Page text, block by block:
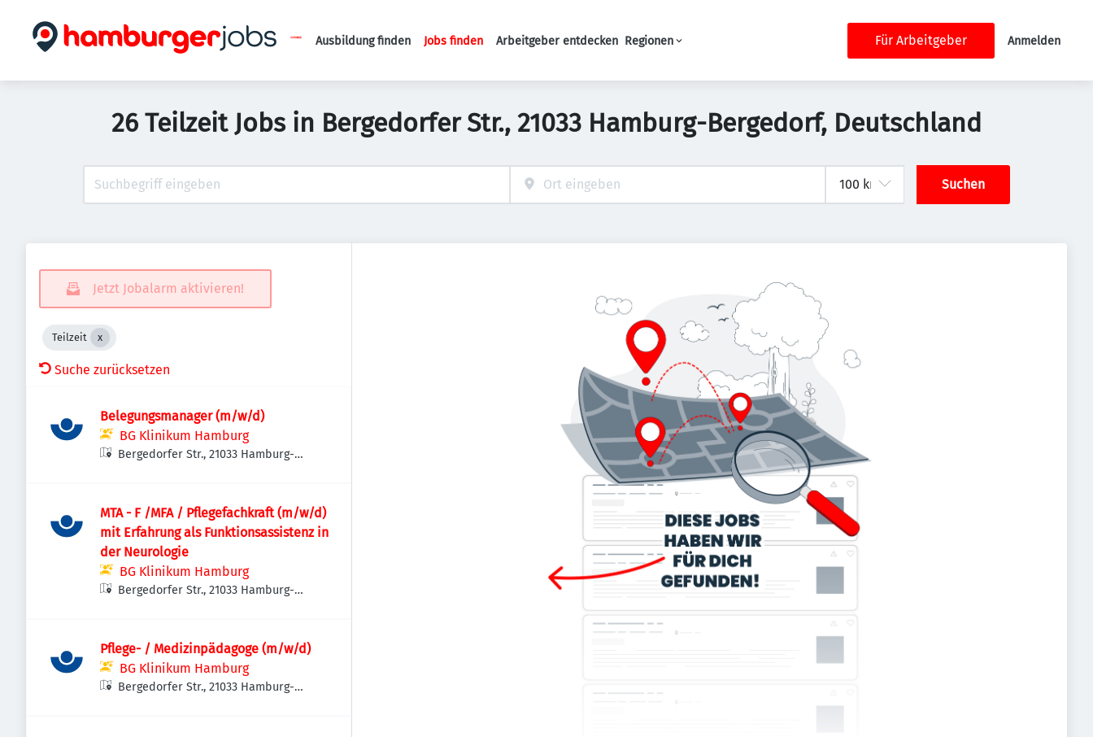
Haupt-Navigation
Ausbildung finden Jobs finden Arbeitgeber entdecken Regionen Für Arbeitgeber Anmelden
26 Teilzeit Jobs in Bergedorfer Str., 21033 Hamburg-Bergedorf, Deutschland
Suchen
Jetzt Jobalarm aktivieren!
Teilzeit
Suche zurücksetzen
Belegungsmanager (m/w/d)
BG Klinikum Hamburg
Bergedorfer Str., 21033 Hamburg-
MTA - F /MFA / Pflegefachkraft (m/w/d)
mit Erfahrung als Funktionsassistenz in
der Neurologie
BG Klinikum Hamburg
Bergedorfer Str., 21033 Hamburg-
Pflege- / Medizinpädagoge (m/w/d)
BG Klinikum Hamburg
Bergedorfer Str., 21033 Hamburg-